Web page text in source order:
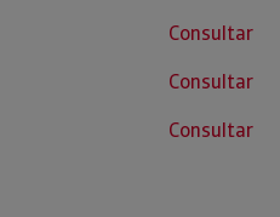
Consultar
Consultar
Consultar